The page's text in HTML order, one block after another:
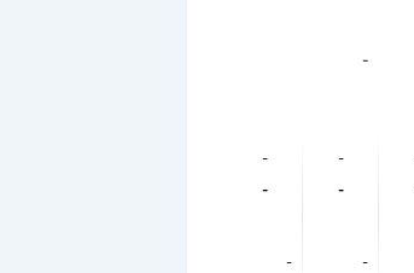
-
-
-
-
-
-
-